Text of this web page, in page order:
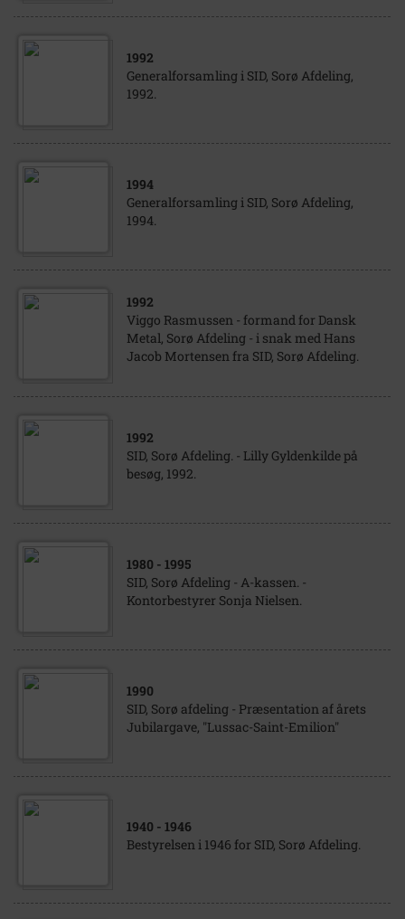
1992
Generalforsamling i SID, Sorø Afdeling,
1992.
1994
Generalforsamling i SID, Sorø Afdeling,
1994.
1992
Viggo Rasmussen - formand for Dansk
Metal, Sorø Afdeling - i snak med Hans
Jacob Mortensen fra SID, Sorø Afdeling.
1992
SID, Sorø Afdeling. - Lilly Gyldenkilde på
besøg, 1992.
1980 - 1995
SID, Sorø Afdeling - A-kassen. -
Kontorbestyrer Sonja Nielsen.
1990
SID, Sorø afdeling - Præsentation af årets
Jubilargave, "Lussac-Saint-Emilion"
1940 - 1946
Bestyrelsen i 1946 for SID, Sorø Afdeling.